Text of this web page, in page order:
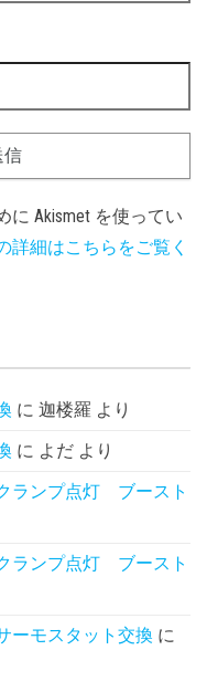
に Akismet を使ってい
詳細はこちらをご覧く
に 迦楼羅 より
に よだ より
ランプ点灯 ブースト
ランプ点灯 ブースト
モスタット交換 に